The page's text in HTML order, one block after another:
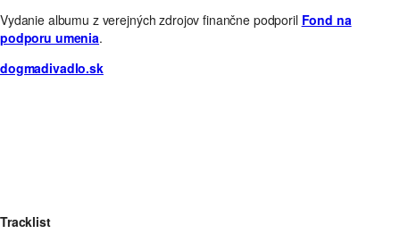
Vydanie albumu z verejných zdrojov finančne podporil Fond na
podporu umenia.
dogmadivadlo.sk
Tracklist